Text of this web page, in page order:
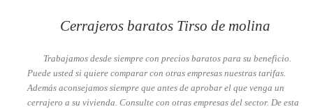
Cerrajeros baratos Tirso de molina
Trabajamos desde siempre con precios baratos para su beneficio.
Puede usted si quiere comparar con otras empresas nuestras tarifas.
Además aconsejamos siempre que antes de aprobar el que venga un
cerrajero a su vivienda. Consulte con otras empresas del sector. De esta